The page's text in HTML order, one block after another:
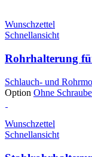
Wunschzettel
Schnellansicht
Rohrhalterung
Schlauch- und
Option Ohne
Wunschzettel
Schnellansicht